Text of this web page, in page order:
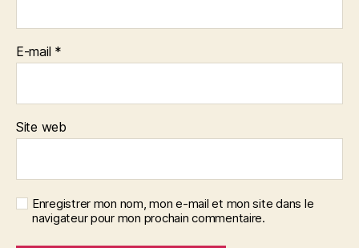
E-mail *
Site web
Enregistrer mon nom, mon e-mail et mon site dans le
navigateur pour mon prochain commentaire.